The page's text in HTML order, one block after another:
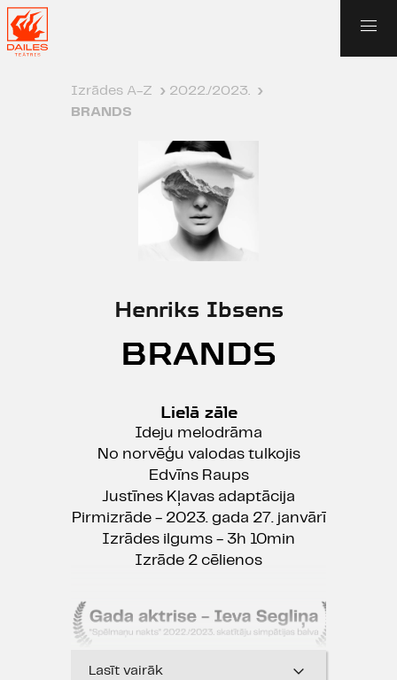
Izrādes A-Z › 2022./2023. ›
BRANDS
Henriks Ibsens
BRANDS
Lielā zāle
Ideju melodrāma
No norvēģu valodas tulkojis
Edvīns Raups
Justīnes Kļavas adaptācija
Pirmizrāde - 2023. gada 27. janvārī
Izrādes ilgums - 3h 10min
Izrāde 2 cēlienos
Lasīt vairāk